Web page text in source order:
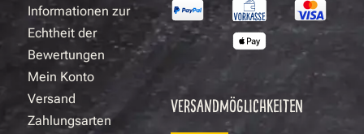
Informationen zur
Echtheit der
Bewertungen
Mein Konto
Versand
Zahlungsarten
VERSANDMÖGLICHKEITEN